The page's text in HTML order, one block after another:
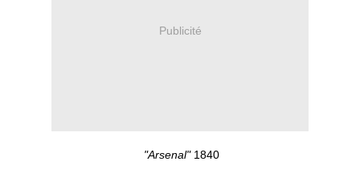
Publicité
"Arsenal"1840